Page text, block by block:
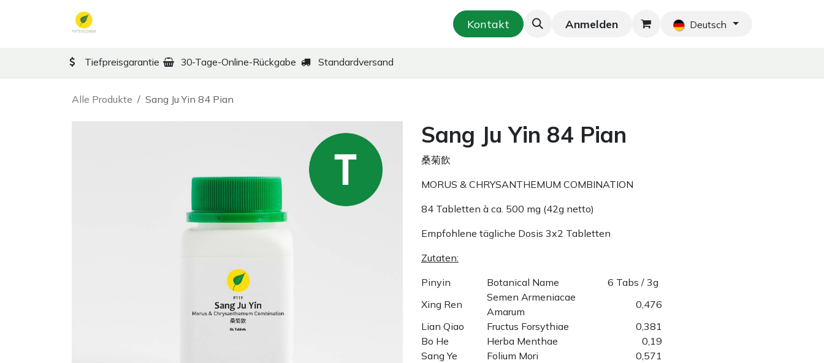
Kräuter-Zubereitungen Neu! Blog Home Shop
Kontakt Anmelden Deutsch
Tiefpreisgarantie 30-Tage-Online-Rückgabe Standardversand
Alle Produkte Sang Ju Yin 84 Pian
Sang Ju Yin 84 Pian
桑菊飲
MORUS & CHRYSANTHEMUM COMBINATION
84 Tabletten à ca. 500 mg (42g netto)
Empfohlene tägliche Dosis 3x2 Tabletten
Zutaten:
Pinyin
Botanical Name
6 Tabs / 3g
Xing Ren
Semen Armeniacae
Amarum
0,476
Lian Qiao
Fructus Forsythiae
0,381
Bo He
Herba Menthae
0,19
Sang Ye
Folium Mori
0,571